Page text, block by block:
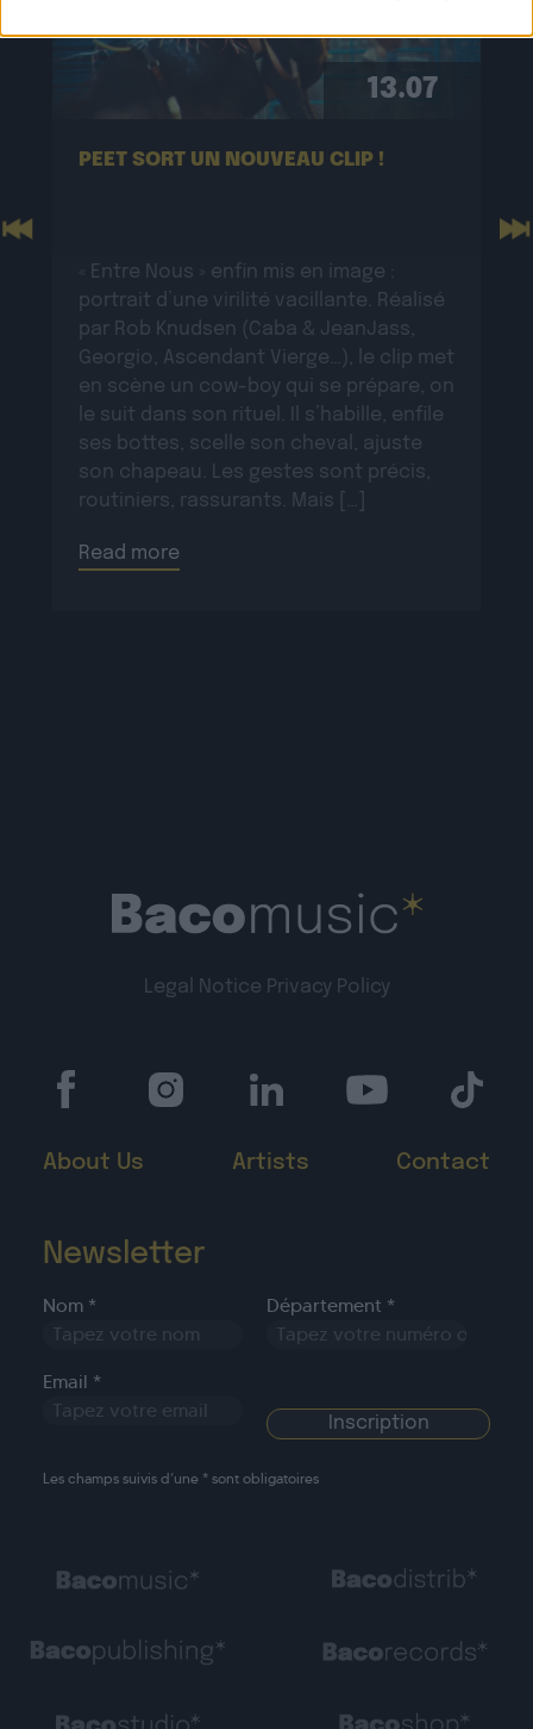
13.07
PEET SORT UN NOUVEAU CLIP !
« Entre Nous » enfin mis en image :
portrait d’une virilité vacillante. Réalisé
par Rob Knudsen (Caba & JeanJass,
Georgio, Ascendant Vierge…), le clip met
en scène un cow-boy qui se prépare, on
le suit dans son rituel. Il s’habille, enfile
ses bottes, scelle son cheval, ajuste
son chapeau. Les gestes sont précis,
routiniers, rassurants. Mais […]
Read more
Previous
Legal Notice Privacy Policy
About Us Artists Contact
Newsletter
Nom * Département *
Email *
Les champs suivis d’une * sont obligatoires